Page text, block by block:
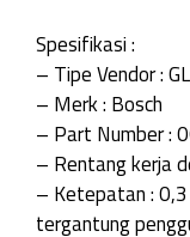
Spesifikasi :
– Tipe Vendor :
– Merk : Bosch
– Part Number :
– Rentang kerja
– Ketepatan :
tergantung